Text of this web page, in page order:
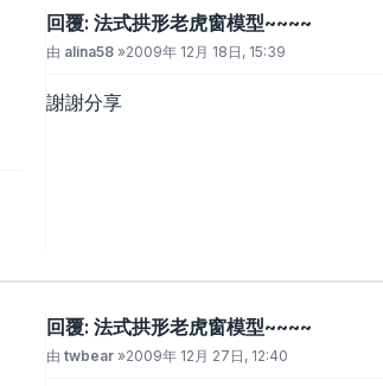
回覆: 法式拱形老虎窗模型~~~~
文章
由 alina58 »2009年 12月 18日, 15:39
謝謝分享
回覆: 法式拱形老虎窗模型~~~~
文章
由 twbear »2009年 12月 27日, 12:40